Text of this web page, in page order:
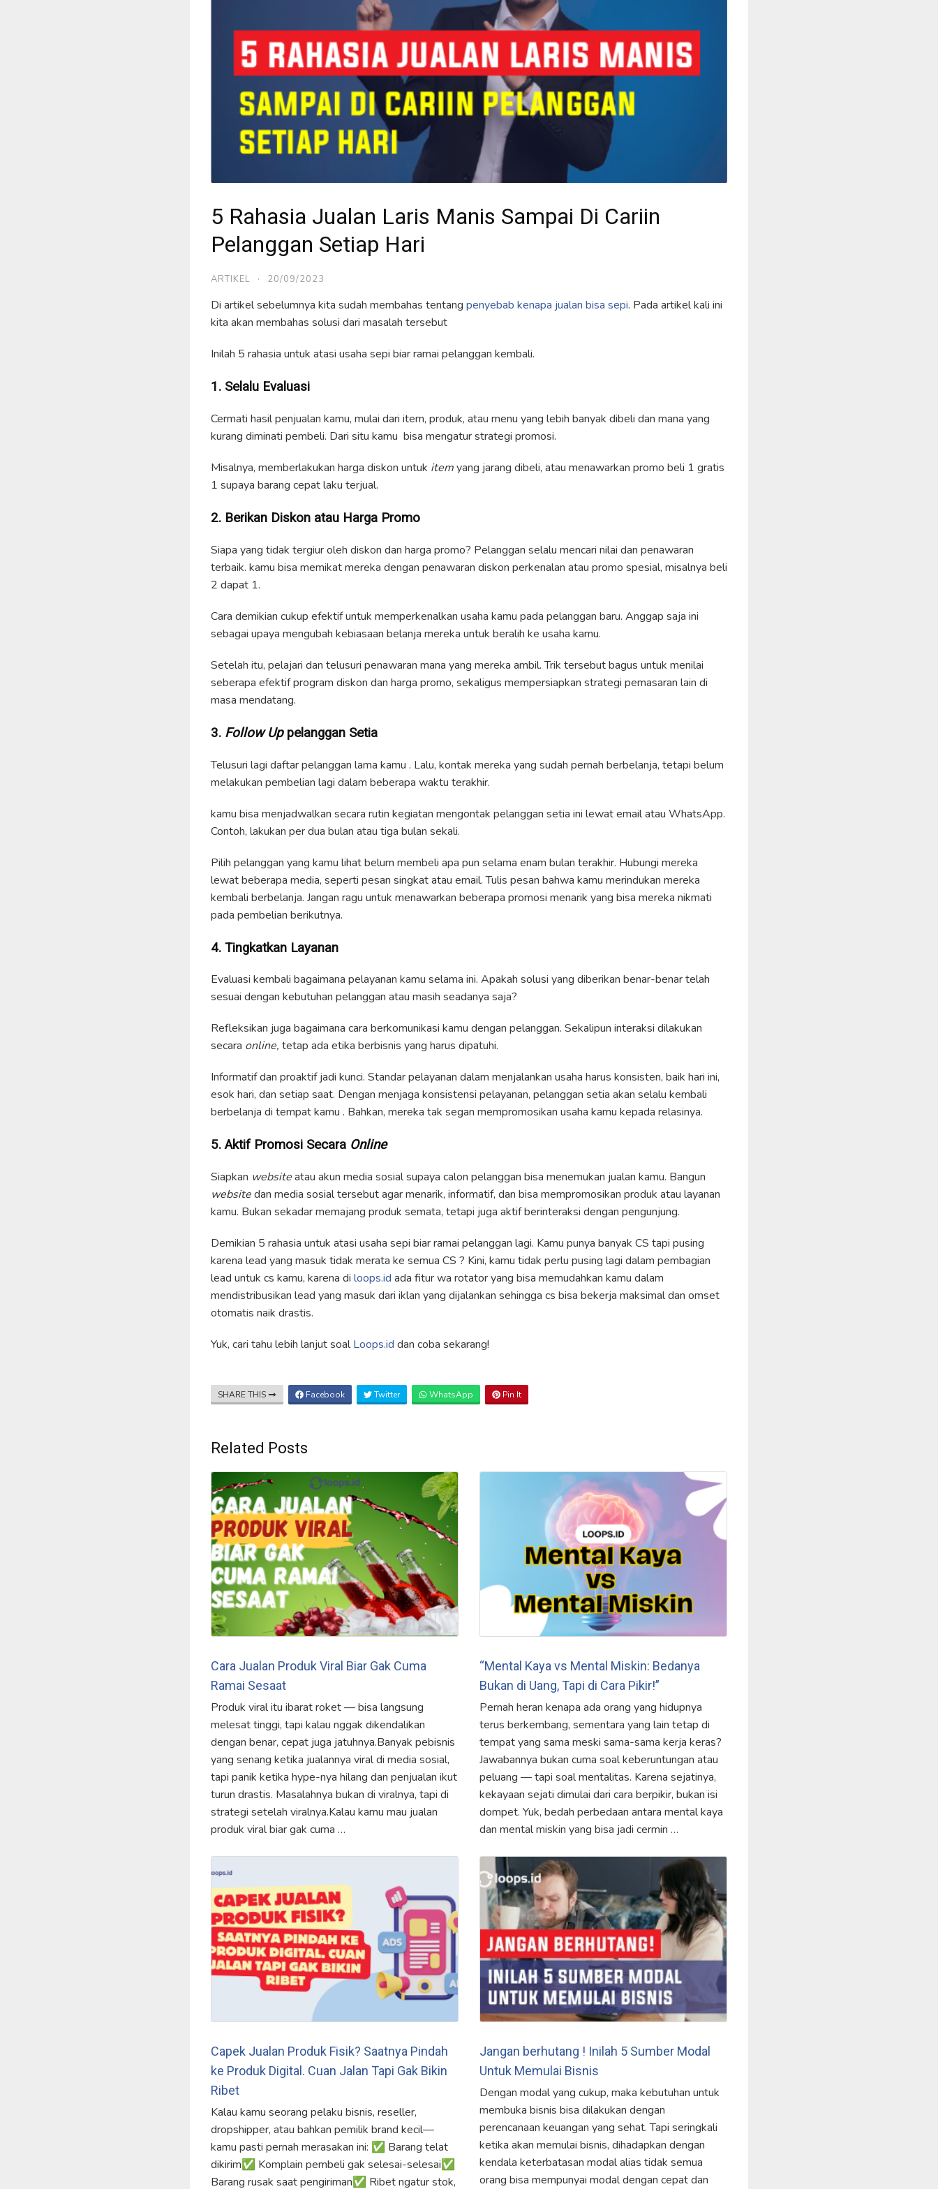
5 Rahasia Jualan Laris Manis Sampai Di Cariin
Pelanggan Setiap Hari
ARTIKEL · 20/09/2023
Di artikel sebelumnya kita sudah membahas tentang penyebab kenapa jualan bisa sepi. Pada artikel kali ini
kita akan membahas solusi dari masalah tersebut
Inilah 5 rahasia untuk atasi usaha sepi biar ramai pelanggan kembali.
1. Selalu Evaluasi
Cermati hasil penjualan kamu, mulai dari item, produk, atau menu yang lebih banyak dibeli dan mana yang
kurang diminati pembeli. Dari situ kamu bisa mengatur strategi promosi.
Misalnya, memberlakukan harga diskon untuk itemyang jarang dibeli, atau menawarkan promo beli 1 gratis
1 supaya barang cepat laku terjual.
2. Berikan Diskon atau Harga Promo
Siapa yang tidak tergiur oleh diskon dan harga promo? Pelanggan selalu mencari nilai dan penawaran
terbaik. kamu bisa memikat mereka dengan penawaran diskon perkenalan atau promo spesial, misalnya beli
2 dapat 1.
Cara demikian cukup efektif untuk memperkenalkan usaha kamu pada pelanggan baru. Anggap saja ini
sebagai upaya mengubah kebiasaan belanja mereka untuk beralih ke usaha kamu.
Setelah itu, pelajari dan telusuri penawaran mana yang mereka ambil. Trik tersebut bagus untuk menilai
seberapa efektif program diskon dan harga promo, sekaligus mempersiapkan strategi pemasaran lain di
masa mendatang.
3. Follow Uppelanggan Setia
Telusuri lagi daftar pelanggan lama kamu . Lalu, kontak mereka yang sudah pernah berbelanja, tetapi belum
melakukan pembelian lagi dalam beberapa waktu terakhir.
kamu bisa menjadwalkan secara rutin kegiatan mengontak pelanggan setia ini lewat email atau WhatsApp.
Contoh, lakukan per dua bulan atau tiga bulan sekali.
Pilih pelanggan yang kamu lihat belum membeli apa pun selama enam bulan terakhir. Hubungi mereka
lewat beberapa media, seperti pesan singkat atau email. Tulis pesan bahwa kamu merindukan mereka
kembali berbelanja. Jangan ragu untuk menawarkan beberapa promosi menarik yang bisa mereka nikmati
pada pembelian berikutnya.
4. Tingkatkan Layanan
Evaluasi kembali bagaimana pelayanan kamu selama ini. Apakah solusi yang diberikan benar-benar telah
sesuai dengan kebutuhan pelanggan atau masih seadanya saja?
Refleksikan juga bagaimana cara berkomunikasi kamu dengan pelanggan. Sekalipun interaksi dilakukan
secara online, tetap ada etika berbisnis yang harus dipatuhi.
Informatif dan proaktif jadi kunci. Standar pelayanan dalam menjalankan usaha harus konsisten, baik hari ini,
esok hari, dan setiap saat. Dengan menjaga konsistensi pelayanan, pelanggan setia akan selalu kembali
berbelanja di tempat kamu . Bahkan, mereka tak segan mempromosikan usaha kamu kepada relasinya.
5. Aktif Promosi Secara Online
Siapkan websiteatau akun media sosial supaya calon pelanggan bisa menemukan jualan kamu. Bangun
websitedan media sosial tersebut agar menarik, informatif, dan bisa mempromosikan produk atau layanan
kamu. Bukan sekadar memajang produk semata, tetapi juga aktif berinteraksi dengan pengunjung.
Demikian 5 rahasia untuk atasi usaha sepi biar ramai pelanggan lagi. Kamu punya banyak CS tapi pusing
karena lead yang masuk tidak merata ke semua CS ? Kini, kamu tidak perlu pusing lagi dalam pembagian
lead untuk cs kamu, karena di loops.id ada fitur wa rotator yang bisa memudahkan kamu dalam
mendistribusikan lead yang masuk dari iklan yang dijalankan sehingga cs bisa bekerja maksimal dan omset
otomatis naik drastis.
Yuk, cari tahu lebih lanjut soalLoops.id dan coba sekarang!
SHARE THIS Facebook Twitter WhatsApp Pin It
Related Posts
Cara Jualan Produk Viral Biar Gak Cuma
Ramai Sesaat
Produk viral itu ibarat roket — bisa langsung
melesat tinggi, tapi kalau nggak dikendalikan
dengan benar, cepat juga jatuhnya.Banyak pebisnis
yang senang ketika jualannya viral di media sosial,
tapi panik ketika hype-nya hilang dan penjualan ikut
turun drastis. Masalahnya bukan di viralnya, tapi di
strategi setelah viralnya.Kalau kamu mau jualan
produk viral biar gak cuma …
“Mental Kaya vs Mental Miskin: Bedanya
Bukan di Uang, Tapi di Cara Pikir!”
Pernah heran kenapa ada orang yang hidupnya
terus berkembang, sementara yang lain tetap di
tempat yang sama meski sama-sama kerja keras?
Jawabannya bukan cuma soal keberuntungan atau
peluang — tapi soal mentalitas. Karena sejatinya,
kekayaan sejati dimulai dari cara berpikir, bukan isi
dompet. Yuk, bedah perbedaan antara mental kaya
dan mental miskin yang bisa jadi cermin …
Capek Jualan Produk Fisik? Saatnya Pindah
ke Produk Digital. Cuan Jalan Tapi Gak Bikin
Ribet
Kalau kamu seorang pelaku bisnis, reseller,
dropshipper, atau bahkan pemilik brand kecil—
kamu pasti pernah merasakan ini: ✅ Barang telat
dikirim✅ Komplain pembeli gak selesai-selesai✅
Barang rusak saat pengiriman✅ Ribet ngatur stok,
Jangan berhutang ! Inilah 5 Sumber Modal
Untuk Memulai Bisnis
Dengan modal yang cukup, maka kebutuhan untuk
membuka bisnis bisa dilakukan dengan
perencanaan keuangan yang sehat. Tapi seringkali
ketika akan memulai bisnis, dihadapkan dengan
kendala keterbatasan modal alias tidak semua
orang bisa mempunyai modal dengan cepat dan